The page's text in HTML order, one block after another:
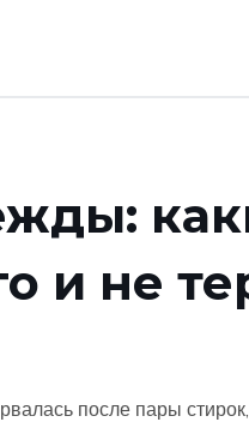
и не
после пары